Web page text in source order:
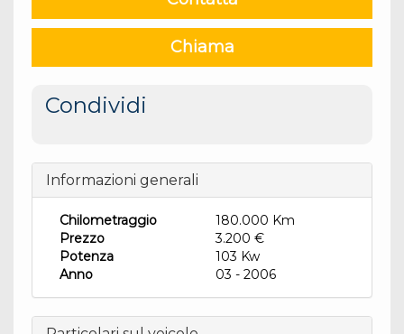
Chiama
Condividi
Informazioni generali
Chilometraggio
180.000 Km
Prezzo
3.200 €
Potenza
103 Kw
Anno
03 - 2006